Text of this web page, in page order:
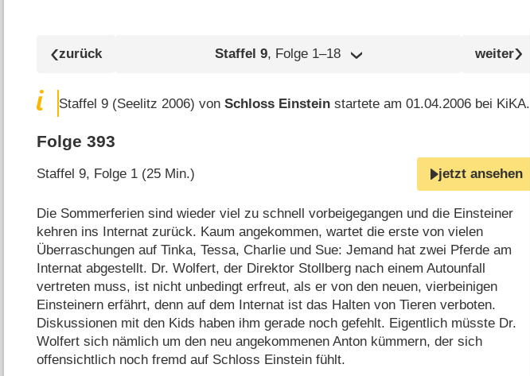
Staffel 9, Folge 1⁠–⁠18
Staffel 9 (Seelitz 2006) von Schloss Einsteinstartete am 01.04.2006 bei KiKA.
Folge 393
Staffel 9, Folge 1 (25 Min.) jetzt ansehen
Die Sommerferien sind wieder viel zu schnell vorbeigegangen und die Einsteiner
kehren ins Internat zurück. Kaum angekommen, wartet die erste von vielen
Überraschungen auf Tinka, Tessa, Charlie und Sue: Jemand hat zwei Pferde am
Internat abgestellt. Dr. Wolfert, der Direktor Stollberg nach einem Autounfall
vertreten muss, ist nicht unbedingt erfreut, als er von den neuen, vierbeinigen
Einsteinern erfährt, denn auf dem Internat ist das Halten von Tieren verboten.
Diskussionen mit den Kids haben ihm gerade noch gefehlt. Eigentlich müsste Dr.
Wolfert sich nämlich um den neu angekommenen Anton kümmern, der sich
offensichtlich noch fremd auf Schloss Einstein fühlt.